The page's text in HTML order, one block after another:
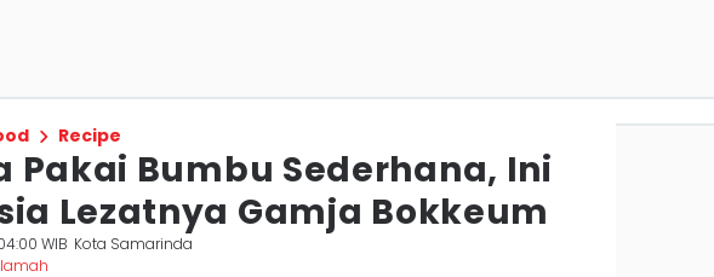
Recipe
Pakai Bumbu Sederhana, Ini
Lezatnya Gamja Bokkeum
WIB Kota Samarinda